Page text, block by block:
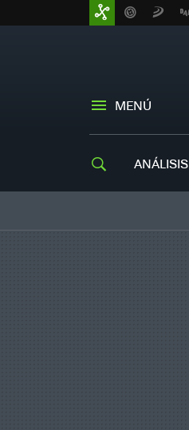
MENÚ
ANÁLISIS